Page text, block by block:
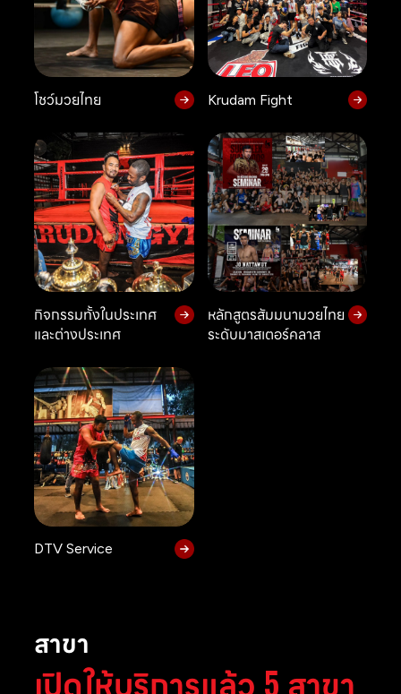
โชว์มวยไทย Krudam Fight
กิจกรรมทั้งในประเทศ
และต่างประเทศ
หลักสูตรสัมมนามวยไทย
ระดับมาสเตอร์คลาส
DTV Service
สาขา
เปิดให้บริการแล้ว 5 สาขา